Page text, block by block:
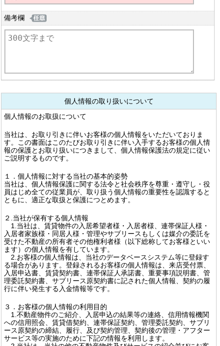
備考欄
個人情報の取り扱いについて
個人情報のお取扱について
当社は、お取り引きに伴いお客様の個人情報をいただいておりま
す。この書面はこのたびお取り引きに伴い入手するお客様の個人情
報の保護とお取り扱いにつきまして、個人情報保護法の規定に従い
ご説明するものです。
１．個人情報に対する当社の基本的姿勢
当社は、個人情報保護に関する法令と社会秩序を尊重・遵守し・役
員はじめ全ての従業員が、取り扱う個人情報の重要性を認識すると
ともに、適正な取扱と保護につとめます。
２.当社が保有する個人情報
1.当社は、賃貸物件の入居希望者様・入居者様、連帯保証人様・
入居者家族様・同居人様・管理やサブリースもしくは媒介の委託を
受けた不動産の所有者その他権利者様（以下総称してお客様といい
ます）の個人情報を有しています。
2.お客様の個人情報は、当社のデータベースシステム等に登録す
る場合があります。登録されるお客様の個人情報は、来店受付票、
入居申込書、賃貸契約書、連帯保証人承諾書、重要事項説明書、管
理委託契約書、サブリース原契約書に記された個人情報、契約の履
行に伴い発生する入金情報等です。
３．お客様の個人情報の利用目的
1.不動産物件のご紹介、入居申込の結果等の連絡、信用情報機関
への信用照会、賃貸借契約、連帯保証契約、管理委託契約、サブリ
ース原契約の締結、履行、及び契約管理、契約後の管理・アフター
サービス等の実施のために下記の情報を利用します。